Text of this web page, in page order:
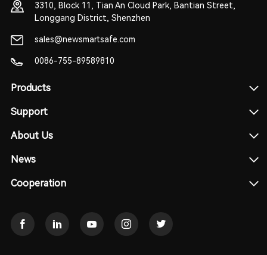
3310, Block 11, Tian An Cloud Park, Bantian Street,
Longgang District, Shenzhen
sales@newsmartsafe.com
0086-755-89589810
Products
Support
About Us
News
Cooperation